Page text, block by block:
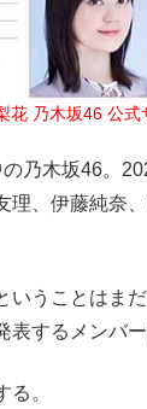
花 乃木坂46 公式
乃木坂46。
理、伊藤純奈
うことはま
するメンバ
。